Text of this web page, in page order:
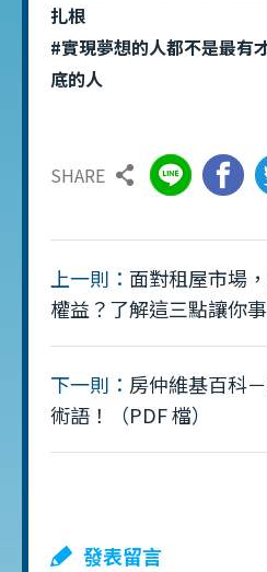
扎根
#實現夢想的人都不是最有
底的人
SHARE
上一則： 面對租屋市場
權益？了解這三點讓你
下一則： 房仲維基百科
術語！（PDF 檔）
發表留言